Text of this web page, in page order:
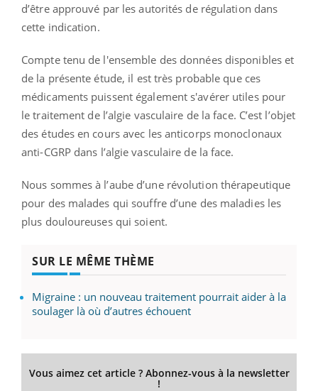
d’être approuvé par les autorités de régulation dans
cette indication.
Compte tenu de l'ensemble des données disponibles et
de la présente étude, il est très probable que ces
médicaments puissent également s'avérer utiles pour
le traitement de l’algie vasculaire de la face. C’est l’objet
des études en cours avec les anticorps monoclonaux
anti-CGRP dans l’algie vasculaire de la face.
Nous sommes à l’aube d’une révolution thérapeutique
pour des malades qui souffre d’une des maladies les
plus douloureuses qui soient.
SUR LE MÊME THÈME
Migraine : un nouveau traitement pourrait aider à la
soulager là où d’autres échouent
Vous aimez cet article ? Abonnez-vous à la newsletter
!